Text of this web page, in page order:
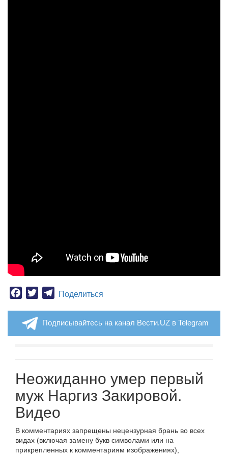
Facebook
TwitterTelegram
Поделиться
Подписывайтесь на канал Вести.UZ в Telegram
Неожиданно умер первый
муж Наргиз Закировой.
Видео
В комментариях запрещены нецензурная брань во всех
видах (включая замену букв символами или на
прикрепленных к комментариям изображениях),